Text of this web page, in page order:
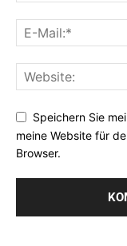
Speichern Sie
meine Website für
Browser.